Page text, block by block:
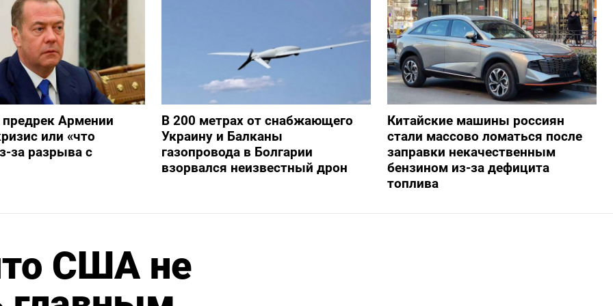
Армении
или «что
за разрыва с
В 200 метрах от снабжающего
Украину и Балканы
газопровода в Болгарии
взорвался неизвестный дрон
Китайские машины россиян
стали массово ломаться после
заправки некачественным
бензином из-за дефицита
топлива
США не